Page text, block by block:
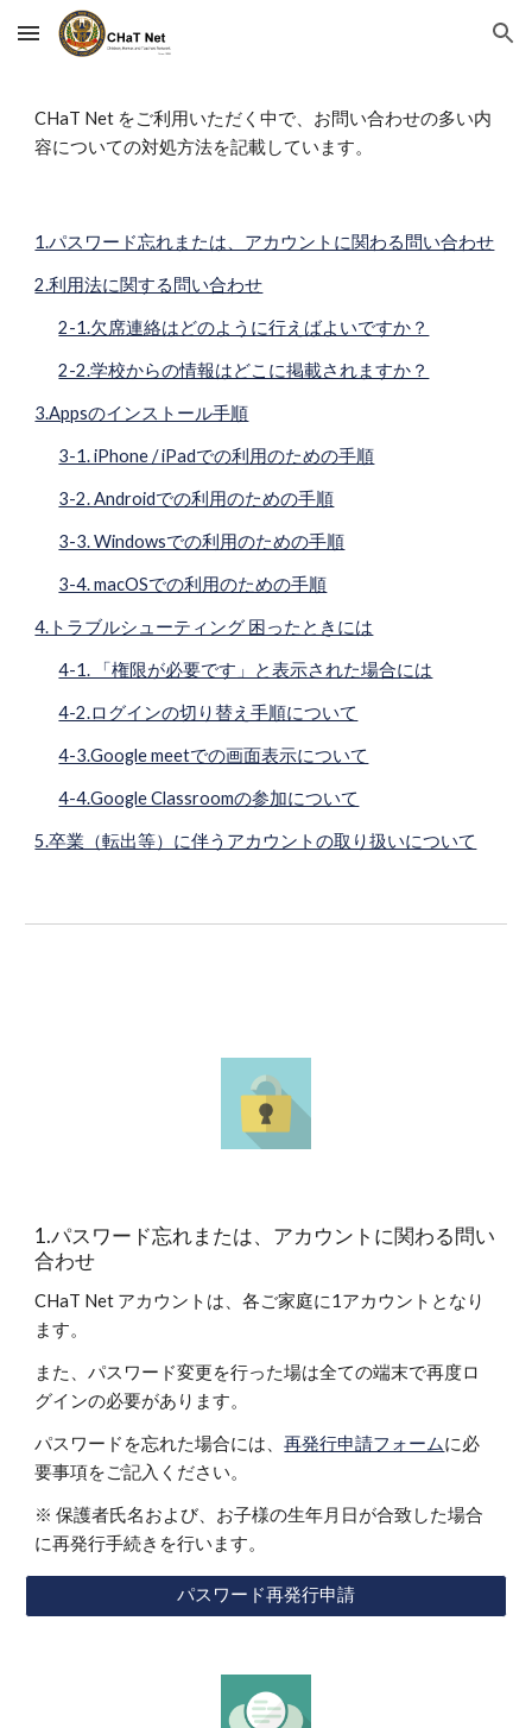
Skip to main content Skip to navigation
CHaT Net をご利用いただく中で、お問い合わせの多い内
容についての対処方法を記載しています。
1.パスワード忘れまたは、アカウントに関わる問い合わせ
2.利用法に関する問い合わせ
2-1.欠席連絡はどのように行えばよいですか？
2-2.学校からの情報はどこに掲載されますか？
3.Appsのインストール手順
3-1. iPhone / iPadでの利用のための手順
3-2. Androidでの利用のための手順
3-3. Windowsでの利用のための手順
3-4. macOSでの利用のための手順
4.トラブルシューティング 困ったときには
4-1. 「権限が必要です」と表示された場合には
4-2.ログインの切り替え手順について
4-3.Google meetでの画面表示について
4-4.Google Classroomの参加について
5.卒業（転出等）に伴うアカウントの取り扱いについて
1.パスワード忘れまたは、アカウントに関わる問い
合わせ
CHaT Net アカウントは、各ご家庭に1アカウントとなり
ます。
また、パスワード変更を行った場は全ての端末で再度ロ
グインの必要があります。
パスワードを忘れた場合には、再発行申請フォームに必
要事項をご記入ください。
※ 保護者氏名および、お子様の生年月日が合致した場合
に再発行手続きを行います。
パスワード再発行申請